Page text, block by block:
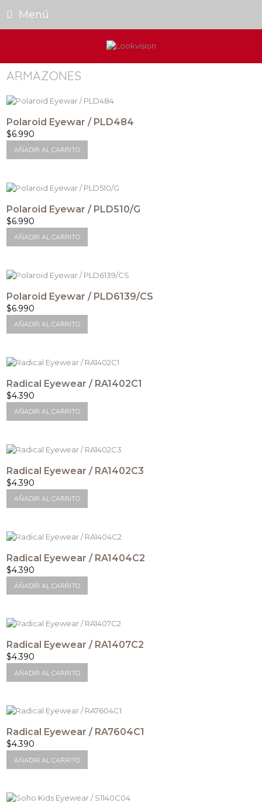
Menú
ARMAZONES
Polaroid Eyewar / PLD484
$6.990
AÑADIR AL CARRITO
Polaroid Eyewar / PLD510/G
$6.990
AÑADIR AL CARRITO
Polaroid Eyewar / PLD6139/CS
$6.990
AÑADIR AL CARRITO
Radical Eyewear / RA1402C1
$4.390
AÑADIR AL CARRITO
Radical Eyewear / RA1402C3
$4.390
AÑADIR AL CARRITO
Radical Eyewear / RA1404C2
$4.390
AÑADIR AL CARRITO
Radical Eyewear / RA1407C2
$4.390
AÑADIR AL CARRITO
Radical Eyewear / RA7604C1
$4.390
AÑADIR AL CARRITO